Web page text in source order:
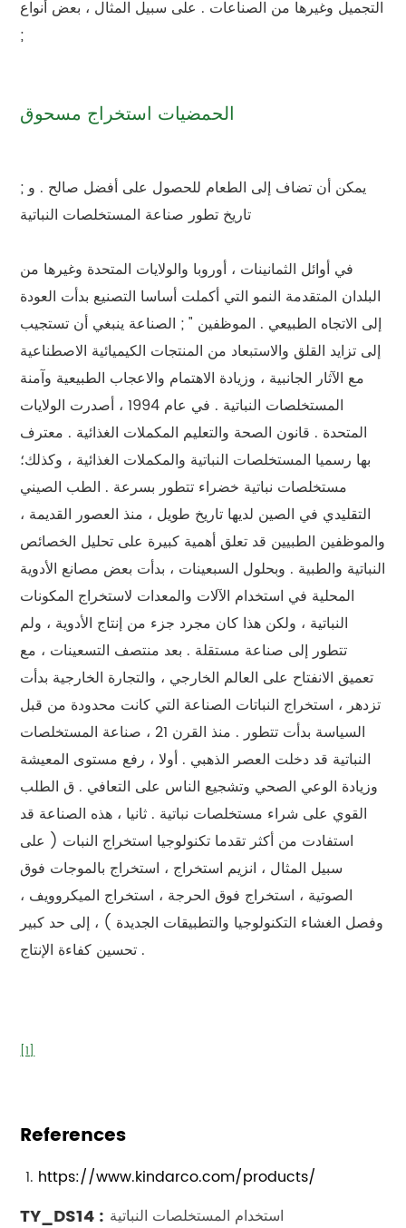
التجميل وغيرها من الصناعات . على سبيل المثال ، بعض أنواع
;
الحمضيات استخراج مسحوق
; يمكن أن تضاف إلى الطعام للحصول على أفضل صالح . و
تاريخ تطور صناعة المستخلصات النباتية
في أوائل الثمانينات ، أوروبا والولايات المتحدة وغيرها من
البلدان المتقدمة النمو التي أكملت أساسا التصنيع بدأت العودة
إلى الاتجاه الطبيعي . الموظفين " ; الصناعة ينبغي أن تستجيب
إلى تزايد القلق والاستبعاد من المنتجات الكيميائية الاصطناعية
مع الآثار الجانبية ، وزيادة الاهتمام والاعجاب الطبيعية وآمنة
المستخلصات النباتية . في عام 1994 ، أصدرت الولايات
المتحدة . قانون الصحة والتعليم المكملات الغذائية . معترف
بها رسميا المستخلصات النباتية والمكملات الغذائية ، وكذلك؛
مستخلصات نباتية خضراء تتطور بسرعة . الطب الصيني
التقليدي في الصين لديها تاريخ طويل ، منذ العصور القديمة ،
والموظفين الطبيين قد تعلق أهمية كبيرة على تحليل الخصائص
النباتية والطبية . وبحلول السبعينات ، بدأت بعض مصانع الأدوية
المحلية في استخدام الآلات والمعدات لاستخراج المكونات
النباتية ، ولكن هذا كان مجرد جزء من إنتاج الأدوية ، ولم
تتطور إلى صناعة مستقلة . بعد منتصف التسعينات ، مع
تعميق الانفتاح على العالم الخارجي ، والتجارة الخارجية بدأت
تزدهر ، استخراج النباتات الصناعة التي كانت محدودة من قبل
السياسة بدأت تتطور . منذ القرن 21 ، صناعة المستخلصات
النباتية قد دخلت العصر الذهبي . أولا ، رفع مستوى المعيشة
وزيادة الوعي الصحي وتشجيع الناس على التعافي . ق الطلب
القوي على شراء مستخلصات نباتية . ثانيا ، هذه الصناعة قد
استفادت من أكثر تقدما تكنولوجيا استخراج النبات ( على
سبيل المثال ، انزيم استخراج ، استخراج بالموجات فوق
الصوتية ، استخراج فوق الحرجة ، استخراج الميكروويف ،
وفصل الغشاء التكنولوجيا والتطبيقات الجديدة ) ، إلى حد كبير
تحسين كفاءة الإنتاج .
[1]
References
https://www.kindarco.com/products/
TY_DS14 : استخدام المستخلصات النباتية